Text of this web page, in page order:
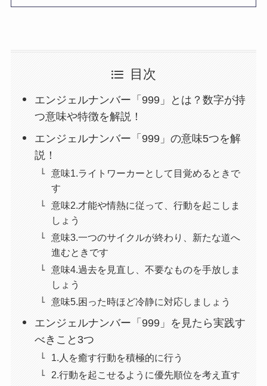
目次
エンジェルナンバー「999」とは？数字が持
つ意味や特徴を解説！
エンジェルナンバー「999」の意味5つを解
説！
意味1.ライトワーカーとして目覚めるときで
す
意味2.才能や情熱に従って、行動を起こしま
しょう
意味3.一つのサイクルが終わり、新たな道へ
進むときです
意味4.過去を見直し、不要なものを手放しま
しょう
意味5.困った時ほど冷静に対応しましょう
エンジェルナンバー「999」を見たら実践す
べきこと3つ
1.人を癒す行動を積極的に行う
2.行動を起こせるように優先順位を考え直す